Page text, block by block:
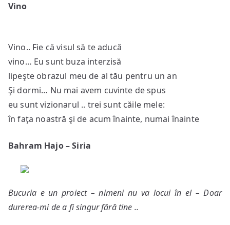
Vino
Vino.. Fie că visul să te aducă
vino… Eu sunt buza interzisă
lipeşte obrazul meu de al tău pentru un an
Şi dormi… Nu mai avem cuvinte de spus
eu sunt vizionarul .. trei sunt căile mele:
în faţa noastră şi de acum înainte, numai înainte
Bahram Hajo – Siria
Bucuria e un proiect – nimeni nu va locui în el – Doar
durerea-mi de a fi singur fără tine ..